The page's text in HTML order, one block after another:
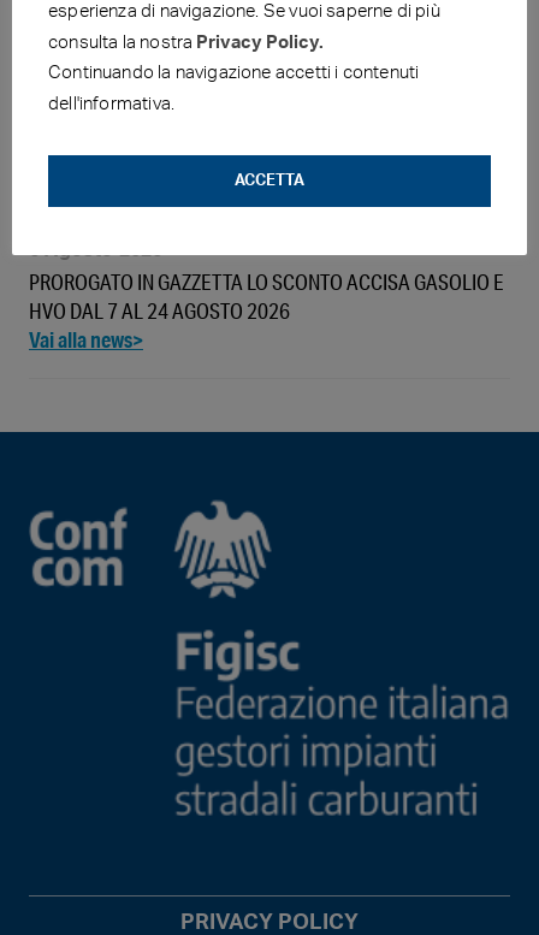
QUOTAZIONI E PREZZI DEL GIORNO PRIMA: 05.08.2026 (E
6 Agosto 2026
PROROGATO IN GAZZETTA LO SCONTO ACCISA GASOLIO E
HVO DAL 7 AL 24 AGOSTO 2026
PRIVACY POLICY
esperienza di navigazione. Se vuoi saperne di più
consulta la nostra Privacy Policy.
Continuando la navigazione accetti i contenuti
dell'informativa.
ACCETTA